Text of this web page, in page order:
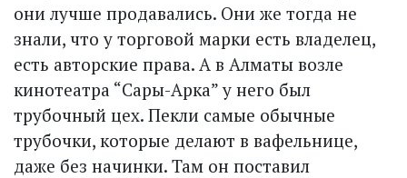
они лучше продавались. Они же тогда не
знали, что у торговой марки есть владелец,
есть авторские права. А в Алматы возле
кинотеатра “Сары-Арка” у него был
трубочный цех. Пекли самые обычные
трубочки, которые делают в вафельнице,
даже без начинки. Там он поставил